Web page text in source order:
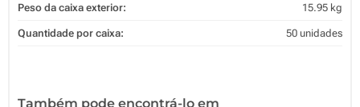
Peso da caixa exterior: 15.95 kg
Quantidade por caixa: 50 unidades
Também pode encontrá-lo em